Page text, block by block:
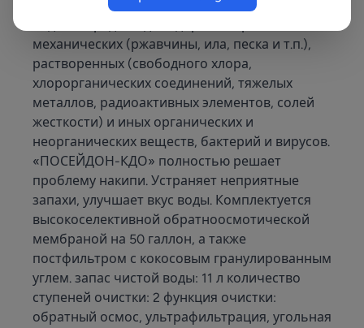
предназначен для очистки водопроводной
механических (ржавчины, ила, песка и т.п.),
растворенных (свободного хлора,
хлорорганических соединений, тяжелых
металлов, радиоактивных элементов, солей
жесткости) и иных органических и
неорганических веществ, бактерий и вирусов.
«ПОСЕЙДОН-КДО» полностью решает
проблему накипи. Устраняет неприятные
запахи, улучшает вкус воды. Комплектуется
высокоселективной обратноосмотической
мембраной на 50 галлон, а также
постфильтром с кокосовым гранулированным
углем. запас чистой воды: 11 л количество
ступеней очистки: 2 функция очистки:
обратный осмос, ультрафильтрация, угольная